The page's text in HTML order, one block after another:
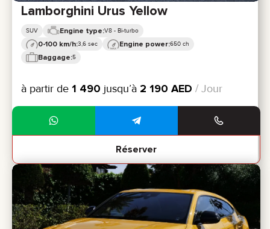
Lamborghini Urus Yellow
SUV Engine type:V8 - Bi-turbo
0-100 km/h:3,6 sec Engine power:650 ch
Baggage:5
à partir de 1 490 jusqu’à 2 190 AED / Jour
Réserver